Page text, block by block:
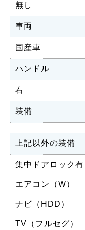
無し
車両
国産車
ハンドル
右
装備
上記以外の装備
集中ドアロック有
エアコン（W）
ナビ（HDD）
TV（フルセグ）